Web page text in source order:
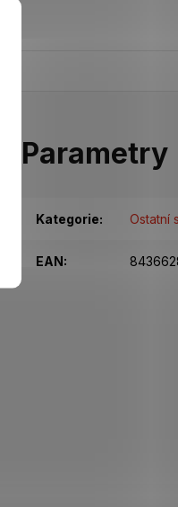
Parametry
Kategorie: Ostatní
EAN :